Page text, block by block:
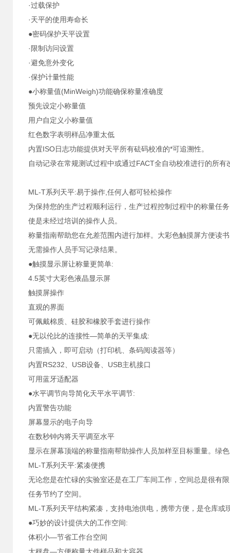
·过载保护
·天平的使用寿命长
●密码保护天平设置
·限制访问设置
·避免意外变化
·保护计量性能
●小称量值(MinWeigh)功能确保称量准确度
预先设定小称量值
用户自定义小称量值
红色数字表明样品净重太低
内置ISO日志功能提供对天平所有砝码校准的*可追溯性。
自动记录在常规测试过程中或通过FACT全自动校准进行的所有
ML-T系列天平:易于操作,任何人都可轻松操作
为保持您的生产过程顺利运行，生产过程控制过程中的称量任
使是未经过培训的操作人员。
称量指南帮助您在允差范围内进行加样。大彩色触摸屏方便读
无需操作人员手写记录结果。
●触摸显示屏让称量更简单:
4.5英寸大彩色液晶显示屏
触摸屏操作
直观的界面
可佩戴棉质、硅胶和橡胶手套进行操作
●无以伦比的连接性—简单的天平集成:
只需插入，即可启动（打印机、条码阅读器等）
内置RS232、USB设备、USB主机接口
可用蓝牙适配器
●水平调节向导简化天平水平调节:
内置警告功能
屏幕显示的电子向导
在数秒钟内将天平调至水平
显示在屏幕顶端的称量指南帮助操作人员加样至目标重量。绿
ML-T系列天平:紧凑便携
无论您是在忙碌的实验室还是在工厂车间工作，空间总是很有
任务节约了空间。
ML-T系列天平结构紧凑，支持电池供电，携带方便，是仓库
●巧妙的设计提供大的工作空间:
体积小—节省工作台空间